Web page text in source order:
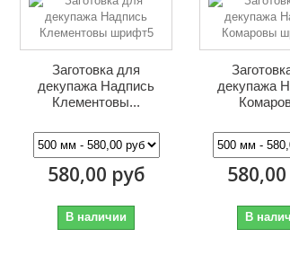
Заготовка для
декупажа Надпись
Клементовы...
580,00 руб
В наличии
декупажа
В